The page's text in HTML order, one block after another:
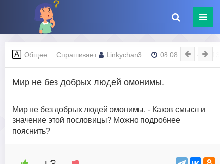
Общее Спрашивает Linkychan3 08.08.2023 - 02:13
Мир не без добрых людей омонимы.
Мир не без добрых людей омонимы. - Каков смысл и
значение этой пословицы? Можно подробнее
пояснить?